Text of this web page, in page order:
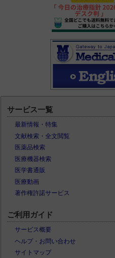
サービス一覧
最新情報・特集
文献検索・全文閲覧
医薬品検索
医療機器検索
医学書通販
医療動画
著作権許諾サービス
ご利用ガイド
サービス概要
ヘルプ・お問い合わせ
サイトマップ